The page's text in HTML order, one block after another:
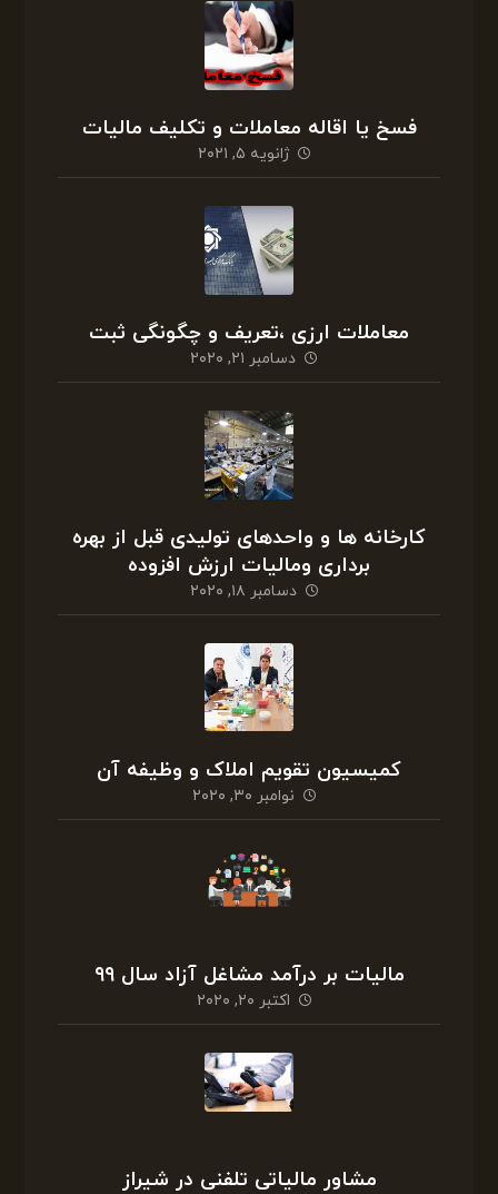
فسخ یا اقاله معاملات و تکلیف مالیات
ژانویه ۵, ۲۰۲۱
معاملات ارزی ،تعریف و چگونگی ثبت
دسامبر ۲۱, ۲۰۲۰
کارخانه ها و واحدهای تولیدی قبل از بهره
برداری ومالیات ارزش افزوده
دسامبر ۱۸, ۲۰۲۰
کمیسیون تقویم املاک و وظیفه آن
نوامبر ۳۰, ۲۰۲۰
مالیات بر درآمد مشاغل آزاد سال ۹۹
اکتبر ۲۰, ۲۰۲۰
مشاور مالیاتی تلفنی در شیراز